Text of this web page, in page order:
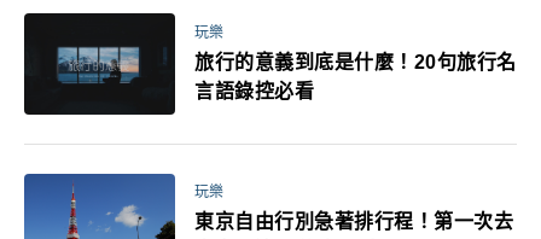
玩樂
旅行的意義到底是什麼！20句旅行名
言語錄控必看
玩樂
東京自由行別急著排行程！第一次去